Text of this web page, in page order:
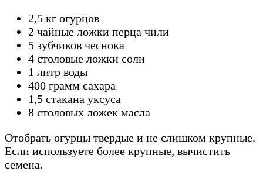
2,5 кг огурцов
2 чайные ложки перца чили
5 зубчиков чеснока
4 столовые ложки соли
1 литр воды
400 грамм сахара
1,5 стакана уксуса
8 столовых ложек масла
Отобрать огурцы твердые и не слишком крупные.
Если используете более крупные, вычистить
семена.